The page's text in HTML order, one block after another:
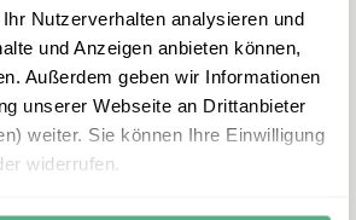
Nutzerverhalten analysieren und
und Anzeigen anbieten können,
Außerdem geben wir Informationen
unserer Webseite an Drittanbieter
weiter. Sie können Ihre Einwilligung
widerrufen.